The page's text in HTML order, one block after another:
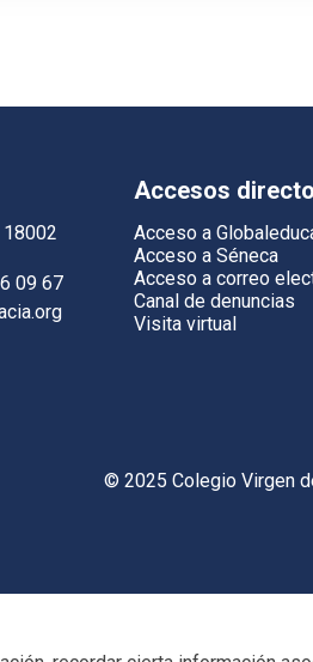
09 67
Accesos
Acceso a
Acceso a Séneca
Acceso a correo
Canal de denuncias
Visita virtual
© 2025 Colegio Virgen